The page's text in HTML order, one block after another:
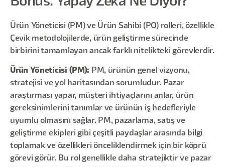
Ürün Yöneticisi (PM) ve Ürün Sahibi (PO) rolleri, özellikle
Çevik metodolojilerde, ürün geliştirme sürecinde
birbirini tamamlayan ancak farklı nitelikteki görevlerdir.
Ürün Yöneticisi (PM): PM, ürünün genel vizyonu,
stratejisi ve yol haritasından sorumludur. Pazar
araştırması yapar, müşteri ihtiyaçlarını anlar, ürün
gereksinimlerini tanımlar ve ürünün iş hedefleriyle
uyumlu olmasını sağlar. PM, pazarlama, satış ve
geliştirme ekipleri gibi çeşitli paydaşlar arasında bilgi
toplamak ve özellikleri önceliklendirmek için bir köprü
görevi görür. Bu rol genellikle daha stratejiktir ve pazar